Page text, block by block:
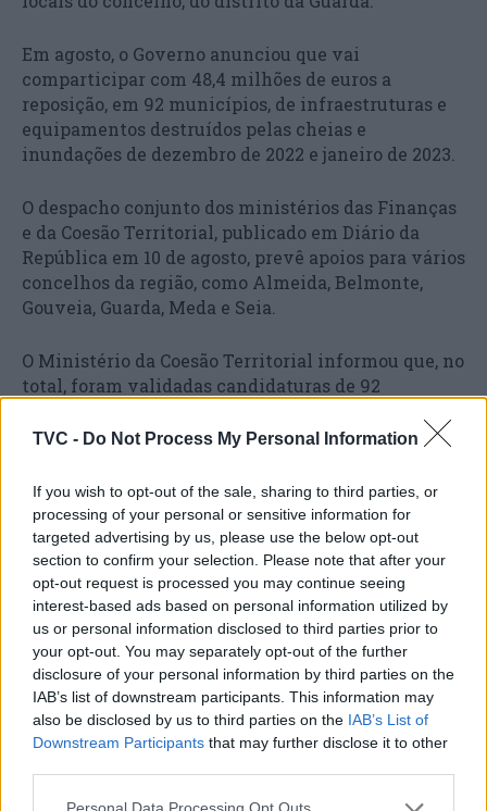
TVC - Do Not Process My Personal Information
If you wish to opt-out of the sale, sharing to third parties, or
processing of your personal or sensitive information for
targeted advertising by us, please use the below opt-out
section to confirm your selection. Please note that after your
opt-out request is processed you may continue seeing
interest-based ads based on personal information utilized by
us or personal information disclosed to third parties prior to
your opt-out. You may separately opt-out of the further
disclosure of your personal information by third parties on the
IAB’s list of downstream participants. This information may
also be disclosed by us to third parties on the IAB’s List of
Downstream Participants that may further disclose it to other
Em agosto, o Governo anunciou que vai
comparticipar com 48,4 milhões de euros a
reposição, em 92 municípios, de infraestruturas e
equipamentos destruídos pelas cheias e
inundações de dezembro de 2022 e janeiro de 2023.
O despacho conjunto dos ministérios das Finanças
e da Coesão Territorial, publicado em Diário da
República em 10 de agosto, prevê apoios para vários
concelhos da região, como Almeida, Belmonte,
Gouveia, Guarda, Meda e Seia.
O Ministério da Coesão Territorial informou que, no
total, foram validadas candidaturas de 92
chuvas fortes entre o final de 2022 e o início deste
ano, com grandes inundações, estragos em
estradas, comércio e habitações, e dezenas de
desalojados.
Artigo anterior Próximo artigo